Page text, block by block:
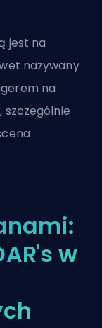
jest na
nazywany
na
szczególnie
w